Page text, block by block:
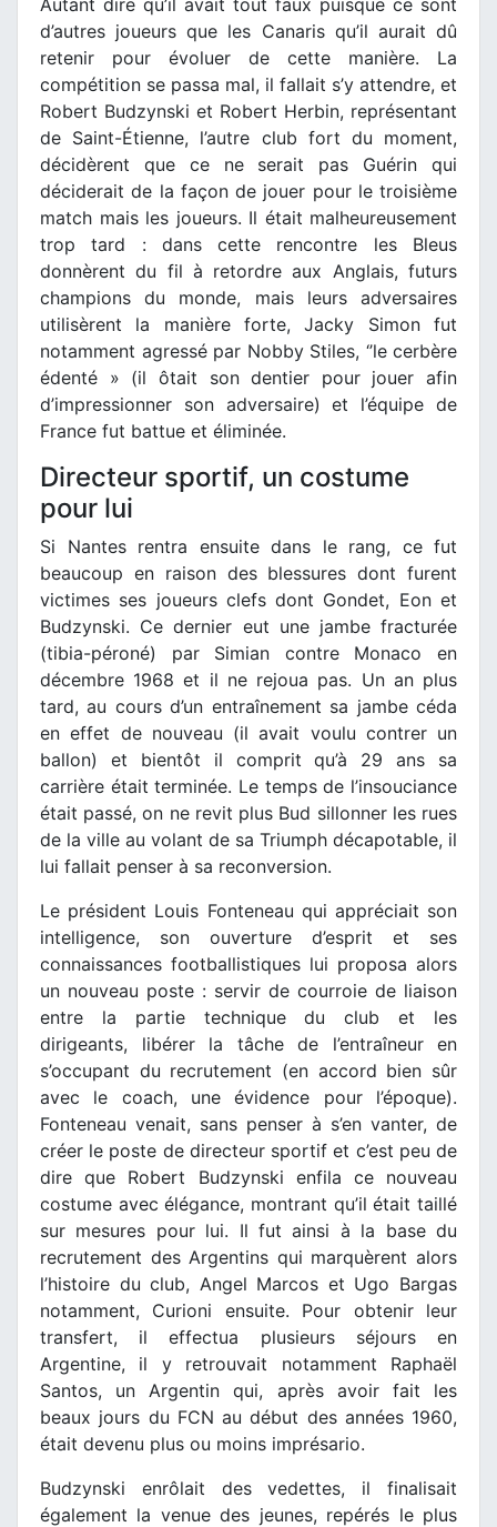
d’autres joueurs que les Canaris qu’il aurait dû
retenir pour évoluer de cette manière. La
compétition se passa mal, il fallait s’y attendre, et
Robert Budzynski et Robert Herbin, représentant
de Saint-Étienne, l’autre club fort du moment,
décidèrent que ce ne serait pas Guérin qui
déciderait de la façon de jouer pour le troisième
match mais les joueurs. Il était malheureusement
trop tard : dans cette rencontre les Bleus
donnèrent du fil à retordre aux Anglais, futurs
champions du monde, mais leurs adversaires
utilisèrent la manière forte, Jacky Simon fut
notamment agressé par Nobby Stiles, ‘’le cerbère
édenté » (il ôtait son dentier pour jouer afin
d’impressionner son adversaire) et l’équipe de
France fut battue et éliminée.
Directeur sportif, un costume
pour lui
Si Nantes rentra ensuite dans le rang, ce fut
beaucoup en raison des blessures dont furent
victimes ses joueurs clefs dont Gondet, Eon et
Budzynski. Ce dernier eut une jambe fracturée
(tibia-péroné) par Simian contre Monaco en
décembre 1968 et il ne rejoua pas. Un an plus
tard, au cours d’un entraînement sa jambe céda
en effet de nouveau (il avait voulu contrer un
ballon) et bientôt il comprit qu’à 29 ans sa
carrière était terminée. Le temps de l’insouciance
était passé, on ne revit plus Bud sillonner les rues
de la ville au volant de sa Triumph décapotable, il
lui fallait penser à sa reconversion.
Le président Louis Fonteneau qui appréciait son
intelligence, son ouverture d’esprit et ses
connaissances footballistiques lui proposa alors
un nouveau poste : servir de courroie de liaison
entre la partie technique du club et les
dirigeants, libérer la tâche de l’entraîneur en
s’occupant du recrutement (en accord bien sûr
avec le coach, une évidence pour l’époque).
Fonteneau venait, sans penser à s’en vanter, de
créer le poste de directeur sportif et c’est peu de
dire que Robert Budzynski enfila ce nouveau
costume avec élégance, montrant qu’il était taillé
sur mesures pour lui. Il fut ainsi à la base du
recrutement des Argentins qui marquèrent alors
l’histoire du club, Angel Marcos et Ugo Bargas
notamment, Curioni ensuite. Pour obtenir leur
transfert, il effectua plusieurs séjours en
Argentine, il y retrouvait notamment Raphaël
Santos, un Argentin qui, après avoir fait les
beaux jours du FCN au début des années 1960,
était devenu plus ou moins imprésario.
Budzynski enrôlait des vedettes, il finalisait
également la venue des jeunes, repérés le plus